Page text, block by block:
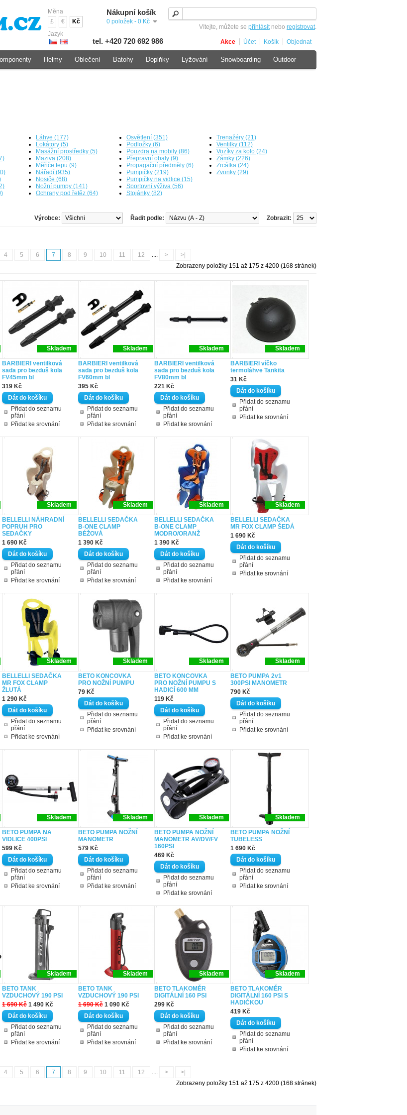
Jazyk
Měna
£
€ Kč
Nákupní košík
0 položek - 0 Kč
Vítejte, můžete se přihlásitnebo registrovat.
tel. +420 720 692 986 Akce Účet Košík Objednat
Láhve (177)
Lokátory (5)
Masážní prostředky (5)
Maziva (208)
Měřiče tepu (9)
Nářadí (935)
Nosiče (68)
Nožní pumpy (141)
Ochrany pod řetěz (64)
Osvětlení (351)
Podložky (6)
Pouzdra na mobily (86)
Přepravní obaly (9)
Propagační předměty (6)
Pumpičky (219)
Pumpičky na vidlice (15)
Sportovní výživa (56)
Stojánky (82)
Trenažéry (21)
Ventilky (112)
Vozíky za kolo (24)
Zámky (226)
Zrcátka (24)
Zvonky (29)
Zobrazit:
Řadit podle:
Výrobce:
4 5 6 7 8 9 10 11 12 .... >
>|
Zobrazeny položky 151 až 175 z 4200 (168 stránek)
Skladem
BARBIERI ventilková
sada pro bezduš kola
FV45mm bl
319 Kč
Přidat do seznamu
přání
Přidat ke srovnání
Skladem
BARBIERI ventilková
sada pro bezduš kola
FV60mm bl
395 Kč
Přidat do seznamu
přání
Přidat ke srovnání
Skladem
BARBIERI ventilková
sada pro bezduš kola
FV80mm bl
221 Kč
Přidat do seznamu
přání
Přidat ke srovnání
Skladem
BARBIERI víčko
termoláhve Tankita
31 Kč
Přidat do seznamu
přání
Přidat ke srovnání
Skladem
BELLELLI NÁHRADNÍ
POPRUH PRO
SEDAČKY
1 690 Kč
Přidat do seznamu
přání
Přidat ke srovnání
Skladem
BELLELLI SEDAČKA
B-ONE CLAMP
BÉŽOVÁ
1 390 Kč
Přidat do seznamu
přání
Přidat ke srovnání
Skladem
BELLELLI SEDAČKA
B-ONE CLAMP
MODRO/ORANŽ
1 390 Kč
Přidat do seznamu
přání
Přidat ke srovnání
Skladem
BELLELLI SEDAČKA
MR FOX CLAMP ŠEDÁ
1 690 Kč
Přidat do seznamu
přání
Přidat ke srovnání
Skladem
BELLELLI SEDAČKA
MR FOX CLAMP
ŽLUTÁ
1 290 Kč
Přidat do seznamu
přání
Přidat ke srovnání
Skladem
BETO KONCOVKA
PRO NOŽNÍ PUMPU
79 Kč
Přidat do seznamu
přání
Přidat ke srovnání
Skladem
BETO KONCOVKA
PRO NOŽNÍ PUMPU S
HADICÍ 600 MM
119 Kč
Přidat do seznamu
přání
Přidat ke srovnání
Skladem
BETO PUMPA 2v1
300PSI MANOMETR
790 Kč
Přidat do seznamu
přání
Přidat ke srovnání
Skladem
BETO PUMPA NA
VIDLICE 400PSI
599 Kč
Přidat do seznamu
přání
Přidat ke srovnání
Skladem
BETO PUMPA NOŽNÍ
MANOMETR
579 Kč
Přidat do seznamu
přání
Přidat ke srovnání
Skladem
BETO PUMPA NOŽNÍ
MANOMETR AV/DV/FV
160PSI
469 Kč
Přidat do seznamu
přání
Přidat ke srovnání
Skladem
BETO PUMPA NOŽNÍ
TUBELESS
1 690 Kč
Přidat do seznamu
přání
Přidat ke srovnání
Skladem
BETO TANK
VZDUCHOVÝ 190 PSI
1 690 Kč 1 490 Kč
Přidat do seznamu
přání
Přidat ke srovnání
Skladem
BETO TANK
VZDUCHOVÝ 190 PSI
1 690 Kč 1 090 Kč
Přidat do seznamu
přání
Přidat ke srovnání
Skladem
BETO TLAKOMĚR
DIGITÁLNÍ 160 PSI
299 Kč
Přidat do seznamu
přání
Přidat ke srovnání
Skladem
BETO TLAKOMĚR
DIGITÁLNÍ 160 PSI S
HADIČKOU
419 Kč
Přidat do seznamu
přání
Přidat ke srovnání
4 5 6 7 8 9 10 11 12 .... >
>|
Zobrazeny položky 151 až 175 z 4200 (168 stránek)
Helmy Oblečení Batohy Doplňky Lyžování Snowboarding Outdoor